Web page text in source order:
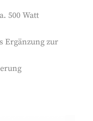
500 Watt
Ergänzung zur